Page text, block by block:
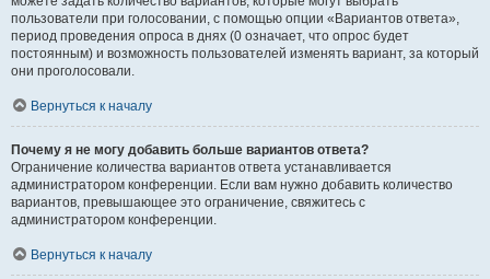
пользователи при голосовании, с помощью опции «Вариантов ответа»,
период проведения опроса в днях (0 означает, что опрос будет
постоянным) и возможность пользователей изменять вариант, за который
они проголосовали.
Вернуться к началу
Почему я не могу добавить больше вариантов ответа?
Ограничение количества вариантов ответа устанавливается
администратором конференции. Если вам нужно добавить количество
вариантов, превышающее это ограничение, свяжитесь с
администратором конференции.
Вернуться к началу